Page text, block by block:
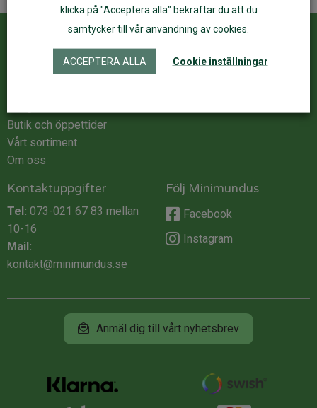
Kundservice
Kontakta oss
Butik och öppettider
Vårt sortiment
Om oss
Kontaktuppgifter
Tel: 073-021 67 83 mellan
10-16
Mail:
kontakt@minimundus.se
Följ Minimundus
Facebook
Instagram
Anmäl dig till vårt nyhetsbrev
klicka på "Acceptera alla" bekräftar du att du
samtycker till vår användning av cookies.
ACCEPTERA ALLA Cookie inställningar